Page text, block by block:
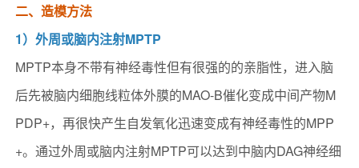
二、造模方法
1）外周或脑内注射MPTP
MPTP本身不带有神经毒性但有很强的的亲脂性，进入脑
后先被脑内细胞线粒体外膜的MAO-B催化变成中间产物M
PDP+，再很快产生自发氧化迅速变成有神经毒性的MPP
+。通过外周或脑内注射MPTP可以达到中脑内DAG神经细